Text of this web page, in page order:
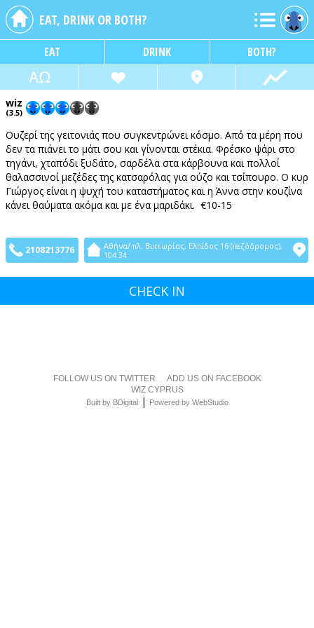
EAT, DRINK OR BOTH?
EAT DRINK BOTH?
wiz
(3.5)
Ουζερί της γειτονιάς που συγκεντρώνει κόσμο. Από τα μέρη που
δεν τα πιάνει το μάτι σου και γίνονται στέκια. Φρέσκο ψάρι στο
τηγάνι, χταπόδι ξυδάτο, σαρδέλα στα κάρβουνα και πολλοί
θαλασσινοί μεζέδες της κατσαρόλας για ούζο και τσίπουρο. Ο κυρ
Γιώργος είναι η ψυχή του καταστήματος και η Άννα στην κουζίνα
κάνει θαύματα ακόμα και με ένα μαριδάκι. €10-15
2108213776
Αθήνα/ πλ. Βικτωρίας, Ελπίδος 16 (πεζόδρομος),
104 34
CHECK IN
FOLLOW US ON TWITTER
ADD US ON FACEBOOK
WIZ CYPRUS
Built by BDigital| Powered by WebStudio